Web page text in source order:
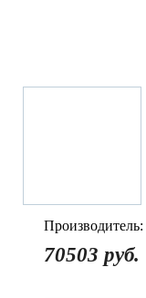
Производитель:
70503 руб.